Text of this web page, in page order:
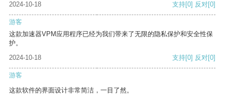
2024-10-18 支持[0] 反对[0]
游客
这款加速器VPM应用程序已经为我们带来了无限的隐私保护和安全性保
护。
2024-10-18
支持[0] 反对[0]
游客
这款软件的界面设计非常简洁，一目了然。